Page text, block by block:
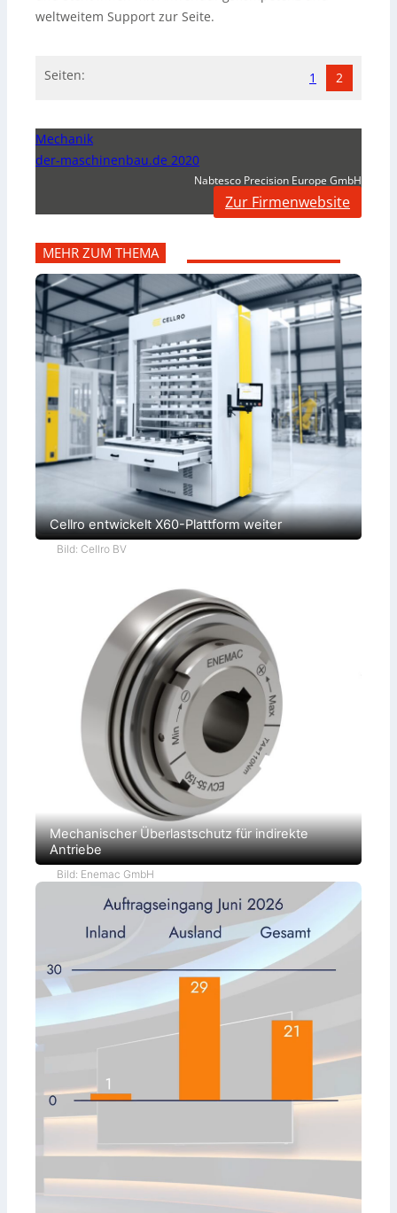
weltweitem Support zur Seite.
Seiten: 1 2
Mechanik
der-maschinenbau.de 2020
Nabtesco Precision Europe GmbH
Zur Firmenwebsite
MEHR ZUM THEMA
Cellro entwickelt X60-Plattform weiter
Bild: Cellro BV
Mechanischer Überlastschutz für indirekte
Antriebe
Bild: Enemac GmbH